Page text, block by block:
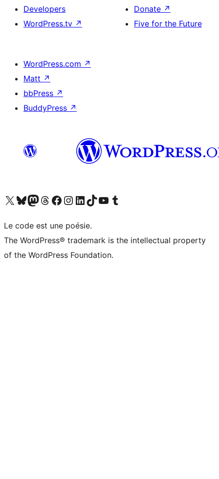
Developers
WordPress.tv ↗
Donate ↗
Five for the Future
WordPress.com ↗
Matt ↗
bbPress ↗
BuddyPress ↗
Visit our X (formerly Twitter) account
Visit our Bluesky account
Visit our Mastodon account
Visit our Threads account
Visit our Facebook page
Visit our Instagram account
Visit our LinkedIn account
Visit our TikTok account
Visit our YouTube channel
Visit our Tumblr account
Le code est une poésie.
The WordPress® trademark is the intellectual property
of the WordPress Foundation.